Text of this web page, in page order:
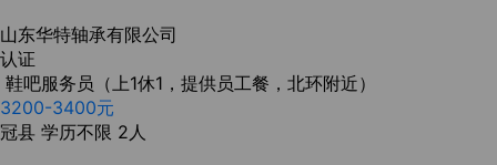
山东华特轴承有限公司
认证
鞋吧服务员（上1休1，提供员工餐，北环附近）
3200-3400元
冠县 学历不限 2人